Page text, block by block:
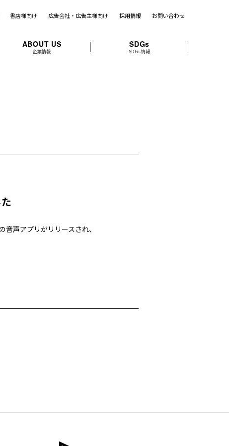
書店様向け 広告会社・広告主様向け 採用情報 お問い合わせ
ABOUT US
企業情報
SDGs
SDGs情報
声アプリがリリースされ、